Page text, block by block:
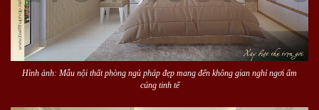
Hình ảnh: Mẫu nội thất phòng ngủ pháp đẹp mang đến không gian nghỉ ngơi ấm
cúng tinh tế